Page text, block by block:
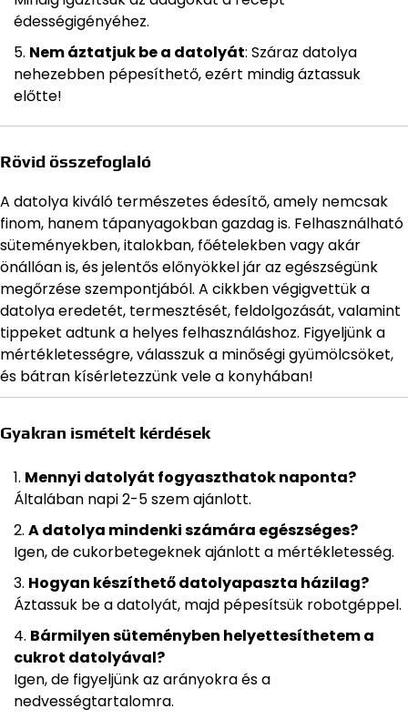
édességigényéhez.
Nem áztatjuk be a datolyát: Száraz datolya
nehezebben pépesíthető, ezért mindig áztassuk
előtte!
Rövid összefoglaló
A datolya kiváló természetes édesítő, amely nemcsak
finom, hanem tápanyagokban gazdag is. Felhasználható
süteményekben, italokban, főételekben vagy akár
önállóan is, és jelentős előnyökkel jár az egészségünk
megőrzése szempontjából. A cikkben végigvettük a
datolya eredetét, termesztését, feldolgozását, valamint
tippeket adtunk a helyes felhasználáshoz. Figyeljünk a
mértékletességre, válasszuk a minőségi gyümölcsöket,
és bátran kísérletezzünk vele a konyhában!
Gyakran ismételt kérdések
Mennyi datolyát fogyaszthatok naponta?
Általában napi 2-5 szem ajánlott.
A datolya mindenki számára egészséges?
Igen, de cukorbetegeknek ajánlott a mértékletesség.
Hogyan készíthető datolyapaszta házilag?
Áztassuk be a datolyát, majd pépesítsük robotgéppel.
Bármilyen süteményben helyettesíthetem a
cukrot datolyával?
Igen, de figyeljünk az arányokra és a
nedvességtartalomra.